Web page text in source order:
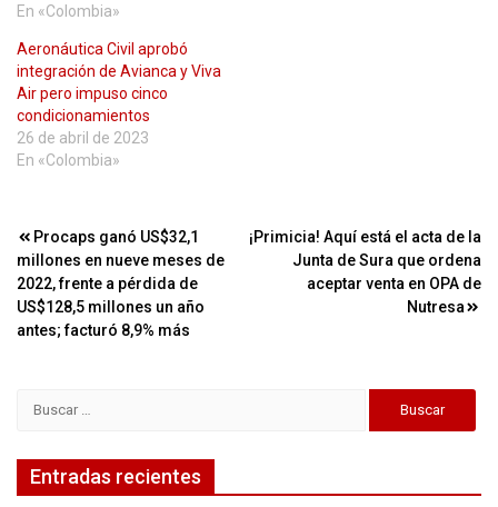
En «Colombia»
Aeronáutica Civil aprobó
integración de Avianca y Viva
Air pero impuso cinco
condicionamientos
26 de abril de 2023
En «Colombia»
Navegación
de
entradas
Procaps ganó US$32,1
millones en nueve meses de
2022, frente a pérdida de
US$128,5 millones un año
antes; facturó 8,9% más
¡Primicia! Aquí está el acta de la
Junta de Sura que ordena
aceptar venta en OPA de
Nutresa
Entradas recientes